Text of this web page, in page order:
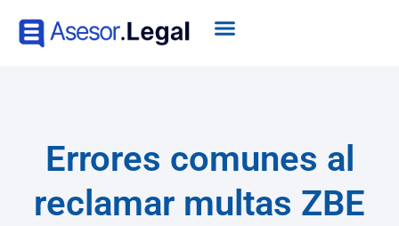
Errores comunes al
reclamar multas ZBE